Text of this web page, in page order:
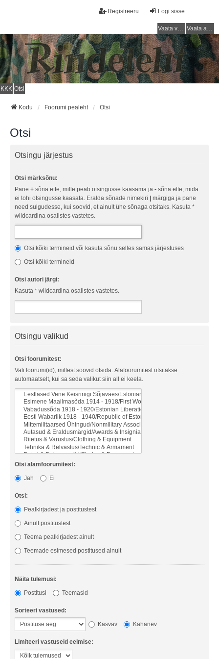
Logi sisse
Registreeru
Vaata vastamata teemasi Vaata aktiivseid teemasid
KKK Otsi
Kodu Foorumi pealeht Otsi
Otsi
Otsingu järjestus
Otsi märksõnu:
Pane + sõna ette, mille peab otsingusse kaasama ja - sõna ette, mida
ei tohi otsingusse kaasata. Eralda sõnade nimekiri
märgiga ja pane
need sulgudesse, kui soovid, et ainult ühe sõnaga otsitaks. Kasuta *
wildcardina osalistes vastetes.
Otsi kõiki termineid või kasuta sõnu selles samas järjestuses
Otsi kõiki termineid
Otsi autori järgi:
Kasuta * wildcardina osalistes vastetes.
Otsingu valikud
Otsi foorumitest:
Vali foorumi(id), millest soovid otsida. Alafoorumitest otsitakse
automaatselt, kui sa seda valikut siin all ei keela.
Otsi alamfoorumitest:
Jah
Ei
Otsi:
Pealkirjadest ja postitustest
Ainult postitustest
Teema pealkirjadest ainult
Teemade esimesed postitused ainult
Näita tulemusi:
Postitusi
Teemasid
Sorteeri vastused:
Kasvav
Kahanev
Limiteeri vastuseid eelmise: